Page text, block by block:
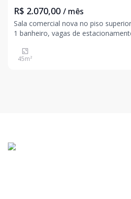
R$ 2.070,00 / mês
Sala comercial nova no piso
1 banheiro, vagas de
Ótima visibilidade para clientes *Imóvel em fase de
construção, possibilidade de opção
45m²